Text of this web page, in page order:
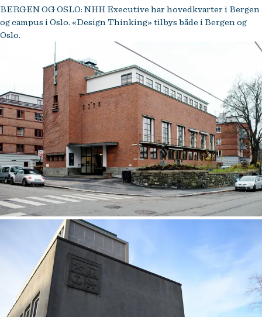
BERGEN OG OSLO: NHH Executive har hovedkvarter i Bergen
og campus i Oslo. «Design Thinking» tilbys både i Bergen og
Oslo.